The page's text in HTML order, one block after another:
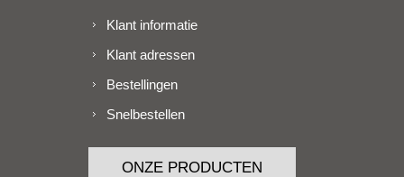
Klant informatie
Klant adressen
Bestellingen
Snelbestellen
ONZE PRODUCTEN